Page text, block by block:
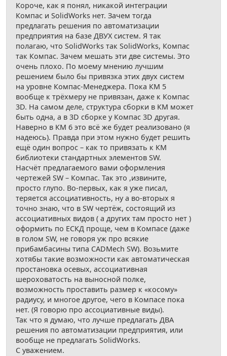
Короче, как я понял, никакой интеграции
Компас и SolidWorks нет. Зачем тогда
предлагать решения по автоматизации
предприятия на базе ДВУХ систем. Я так
полагаю, что SolidWorks так SolidWorks, Компас
так Компас. Зачем мешать эти две системы. Это
очень плохо. По моему мнению лучшим
решением было бы привязка этих двух систем
на уровне Компас-Менеджера. Пока КМ 5
вообще к трёхмеру не привязан, даже к Компас
3D. На самом деле, структура сборки в КМ может
быть одна, а в 3D сборке у Компас 3D другая.
Наверно в КМ 6 это всё же будет реализовано (я
надеюсь). Правда при этом нужно будет решить
ещё один вопрос – как то привязать к КМ
библиотеки стандартных элементов SW.
Насчёт предлагаемого вами оформления
чертежей SW – Компас. Так это ,извините,
просто глупо. Во-первых, как я уже писал,
теряется ассоциативность, ну а во-вторых я
точно знаю, что в SW чертёж, состоящий из
ассоциативных видов ( а других там просто нет )
оформить по ЕСКД проще, чем в Компасе (даже
в голом SW, не говоря уж про всякие
прибамбасины типа CADMech SW). Возьмите
хотябы такие возможности как автоматическая
простановка осевых, ассоциативная
шероховатость на выносной полке,
возможность проставить размер к «косому»
радиусу, и многое другое, чего в Компасе пока
нет. (Я говорю про ассоциативные виды).
Так что я думаю, что лучше предлагать ДВА
решения по автоматизации предприятия, или
вообще не предлагать SolidWorks.
С уважением.